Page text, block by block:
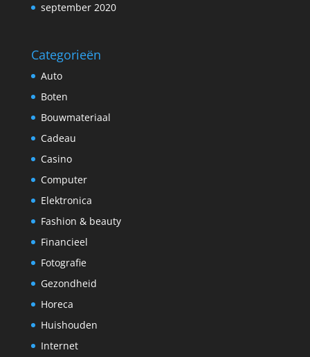
september 2020
Categorieën
Auto
Boten
Bouwmateriaal
Cadeau
Casino
Computer
Elektronica
Fashion & beauty
Financieel
Fotografie
Gezondheid
Horeca
Huishouden
Internet